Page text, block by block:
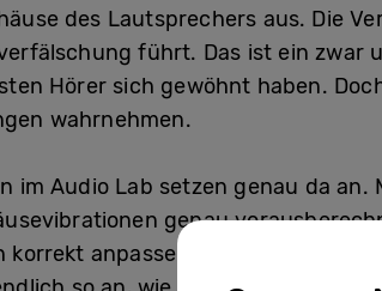
des Lautsprechers aus. Die
führt. Das ist ein zwar
Hörer sich gewöhnt haben.
wahrnehmen.
im Audio Lab setzen genau da
genau
korrekt anpassen – quasi um den